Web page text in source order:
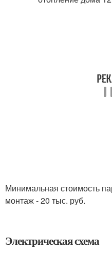
Минимальная стоимость
монтаж - 20 тыс. руб.
Электрическая схема